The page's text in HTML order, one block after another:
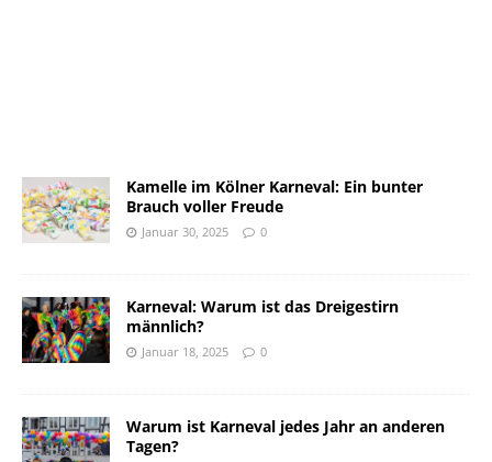
Kamelle im Kölner Karneval: Ein bunter
Brauch voller Freude
Januar 30, 2025 0
Karneval: Warum ist das Dreigestirn
männlich?
Januar 18, 2025 0
Warum ist Karneval jedes Jahr an anderen
Tagen?